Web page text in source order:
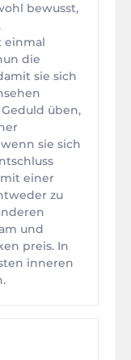
bewusst,
einmal
die
sie sich
üben,
sie sich
einer
zu
und
preis. In
inneren